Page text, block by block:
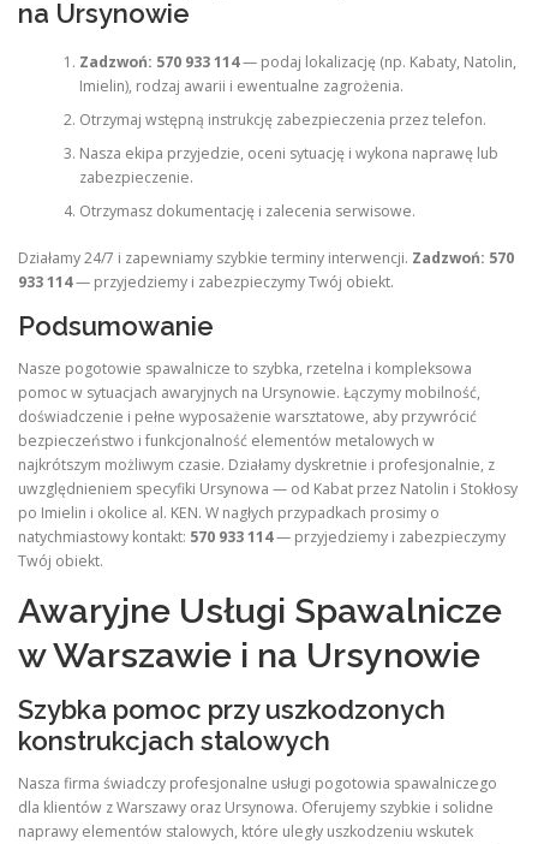
na Ursynowie
Zadzwoń: 570 933 114— podaj lokalizację (np. Kabaty, Natolin,
Imielin), rodzaj awarii i ewentualne zagrożenia.
Otrzymaj wstępną instrukcję zabezpieczenia przez telefon.
Nasza ekipa przyjedzie, oceni sytuację i wykona naprawę lub
zabezpieczenie.
Otrzymasz dokumentację i zalecenia serwisowe.
Działamy 24/7 i zapewniamy szybkie terminy interwencji. Zadzwoń: 570
933 114— przyjedziemy i zabezpieczymy Twój obiekt.
Podsumowanie
Nasze pogotowie spawalnicze to szybka, rzetelna i kompleksowa
pomoc w sytuacjach awaryjnych na Ursynowie. Łączymy mobilność,
doświadczenie i pełne wyposażenie warsztatowe, aby przywrócić
bezpieczeństwo i funkcjonalność elementów metalowych w
najkrótszym możliwym czasie. Działamy dyskretnie i profesjonalnie, z
uwzględnieniem specyfiki Ursynowa — od Kabat przez Natolin i Stokłosy
po Imielin i okolice al. KEN. W nagłych przypadkach prosimy o
natychmiastowy kontakt: 570 933 114— przyjedziemy i zabezpieczymy
Twój obiekt.
Awaryjne Usługi Spawalnicze
w Warszawie i na Ursynowie
Szybka pomoc przy uszkodzonych
konstrukcjach stalowych
Nasza firma świadczy profesjonalne usługi pogotowia spawalniczego
dla klientów z Warszawy oraz Ursynowa. Oferujemy szybkie i solidne
naprawy elementów stalowych, które uległy uszkodzeniu wskutek